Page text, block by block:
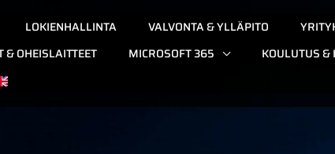
LOKIENHALLINTA VALVONTA & YLLÄPITO
& OHEISLAITTEET MICROSOFT 365
KOULUTUS &